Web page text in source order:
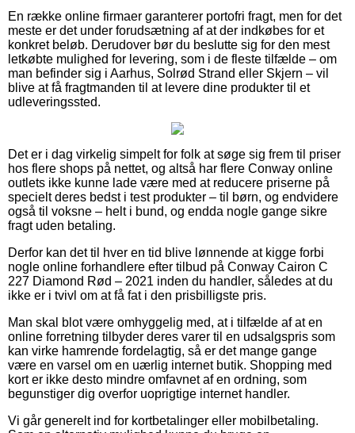
En række online firmaer garanterer portofri fragt, men for det
meste er det under forudsætning af at der indkøbes for et
konkret beløb. Derudover bør du beslutte sig for den mest
letkøbte mulighed for levering, som i de fleste tilfælde – om
man befinder sig i Aarhus, Solrød Strand eller Skjern – vil
blive at få fragtmanden til at levere dine produkter til et
udleveringssted.
Det er i dag virkelig simpelt for folk at søge sig frem til priser
hos flere shops på nettet, og altså har flere Conway online
outlets ikke kunne lade være med at reducere priserne på
specielt deres bedst i test produkter – til børn, og endvidere
også til voksne – helt i bund, og endda nogle gange sikre
fragt uden betaling.
Derfor kan det til hver en tid blive lønnende at kigge forbi
nogle online forhandlere efter tilbud på Conway Cairon C
227 Diamond Rød – 2021 inden du handler, således at du
ikke er i tvivl om at få fat i den prisbilligste pris.
Man skal blot være omhyggelig med, at i tilfælde af at en
online forretning tilbyder deres varer til en udsalgspris som
kan virke hamrende fordelagtig, så er det mange gange
være en varsel om en uærlig internet butik. Shopping med
kort er ikke desto mindre omfavnet af en ordning, som
begunstiger dig overfor uoprigtige internet handler.
Vi går generelt ind for kortbetalinger eller mobilbetaling.